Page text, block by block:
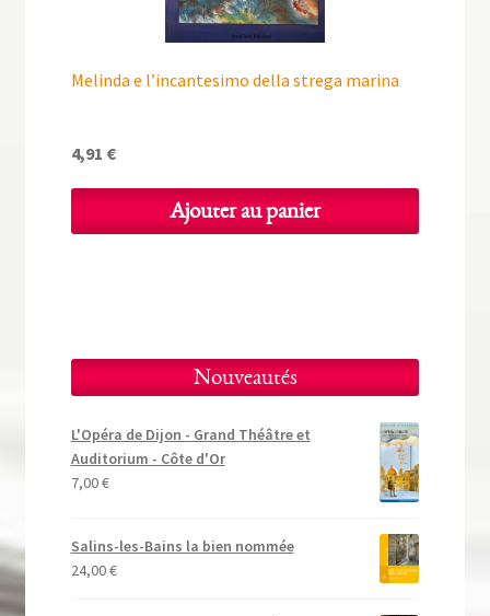
Melinda e l’incantesimo della strega marina
4,91 €
Ajouter au panier
Nouveautés
L'Opéra de Dijon - Grand Théâtre et
Auditorium - Côte d'Or
7,00€
Salins-les-Bains la bien nommée
24,00€